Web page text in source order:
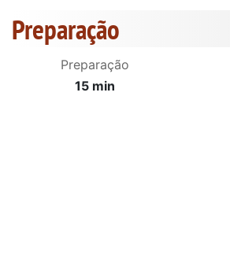
Preparação
Preparação
15 min